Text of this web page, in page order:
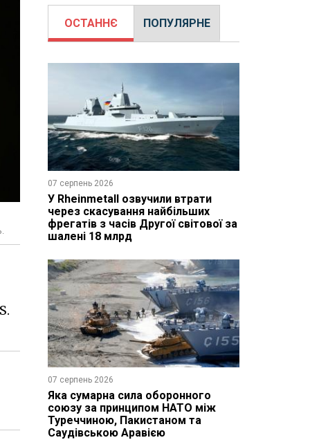
ОСТАННЄ ПОПУЛЯРНЕ
07 серпень 2026
У Rheinmetall озвучили втрати
через скасування найбільших
фрегатів з часів Другої світової за
шалені 18 млрд
07 серпень 2026
Яка сумарна сила оборонного
союзу за принципом НАТО між
Туреччиною, Пакистаном та
Саудівською Аравією